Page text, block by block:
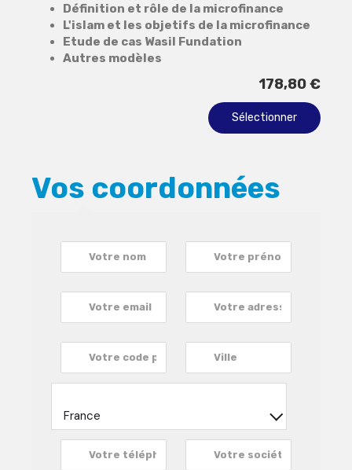
Définition et rôle de la microfinance
L'islam et les objetifs de la microfinance
Etude de cas Wasil Fundation
Autres modèles
178,80 €
Sélectionner
Vos coordonnées
France